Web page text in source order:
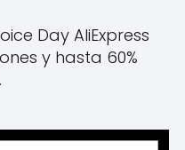
Day AliExpress
y hasta 60%